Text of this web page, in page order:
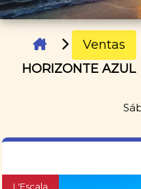
Ventas
HORIZONTE AZUL
L'Escala